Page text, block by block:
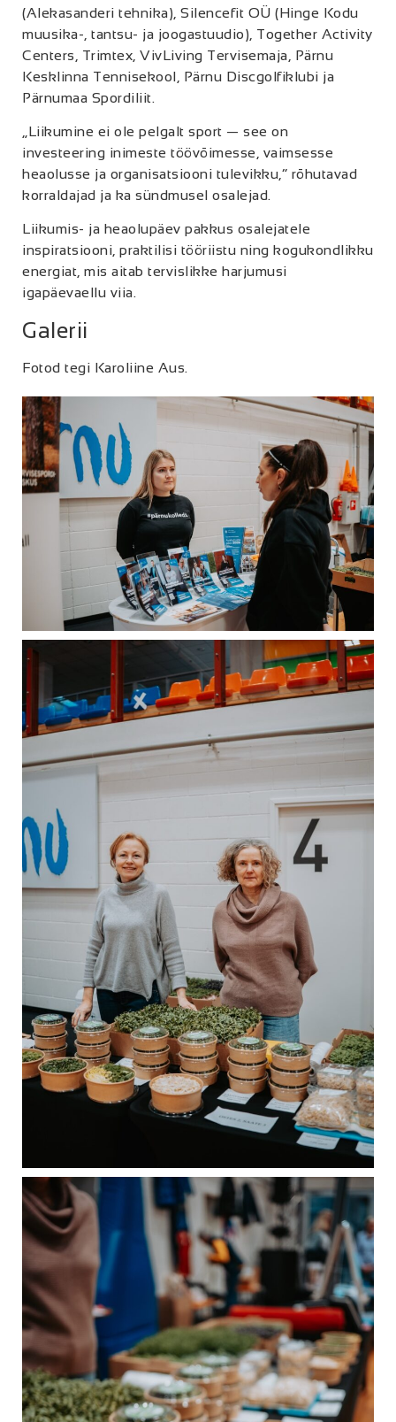
(Alekasanderi tehnika), Silencefit OÜ (Hinge Kodu
muusika-, tantsu- ja joogastuudio), Together Activity
Centers, Trimtex, VivLiving Tervisemaja, Pärnu
Kesklinna Tennisekool, Pärnu Discgolfiklubi ja
Pärnumaa Spordiliit.
„Liikumine ei ole pelgalt sport — see on
investeering inimeste töövõimesse, vaimsesse
heaolusse ja organisatsiooni tulevikku,“ rõhutavad
korraldajad ja ka sündmusel osalejad.
Liikumis- ja heaolupäev pakkus osalejatele
inspiratsiooni, praktilisi tööriistu ning kogukondlikku
energiat, mis aitab tervislikke harjumusi
igapäevaellu viia.
Galerii
Fotod tegi Karoliine Aus.